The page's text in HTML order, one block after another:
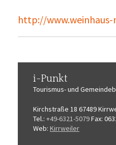
http://
i-Punkt
Tourismus-und
Kirchstraße 18 67489
Tel.: +49-6321-5079Fax:
Web: Kirrweiler